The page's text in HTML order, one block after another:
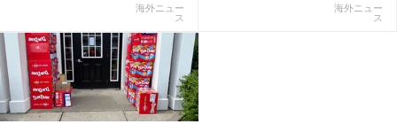
海外ニュー
ス
海外ニュー
ス